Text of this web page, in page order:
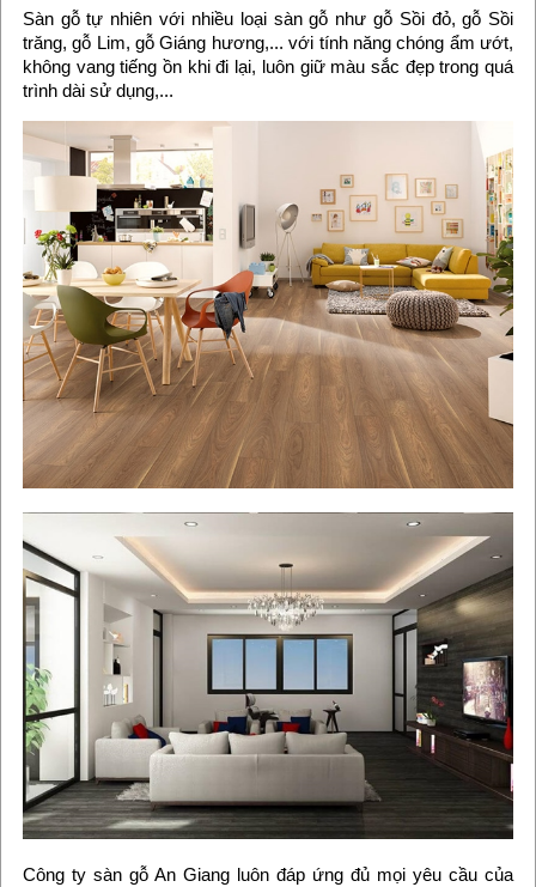
Sàn gỗ tự nhiên với nhiều loại sàn gỗ như gỗ Sồi đỏ, gỗ Sồi
trăng, gỗ Lim, gỗ Giáng hương,... với tính năng chóng ẩm ướt,
không vang tiếng ồn khi đi lại, luôn giữ màu sắc đẹp trong quá
trình dài sử dụng,...
Công ty sàn gỗ An Giang luôn đáp ứng đủ mọi yêu cầu của